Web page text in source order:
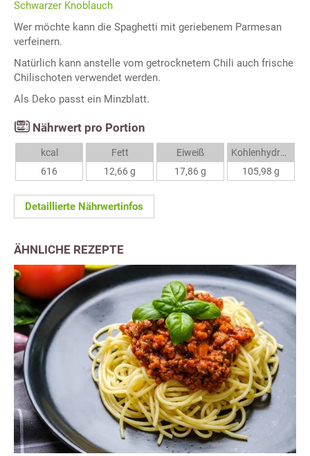
Schwarzer Knoblauch
Wer möchte kann die Spaghetti mit geriebenem Parmesan
verfeinern.
Natürlich kann anstelle vom getrocknetem Chili auch frische
Chilischoten verwendet werden.
Als Deko passt ein Minzblatt.
Nährwert pro Portion
kcal
616
Fett
12,66 g
Eiweiß
17,86 g
Kohlenhydrate
105,98 g
Detaillierte Nährwertinfos
ÄHNLICHE REZEPTE